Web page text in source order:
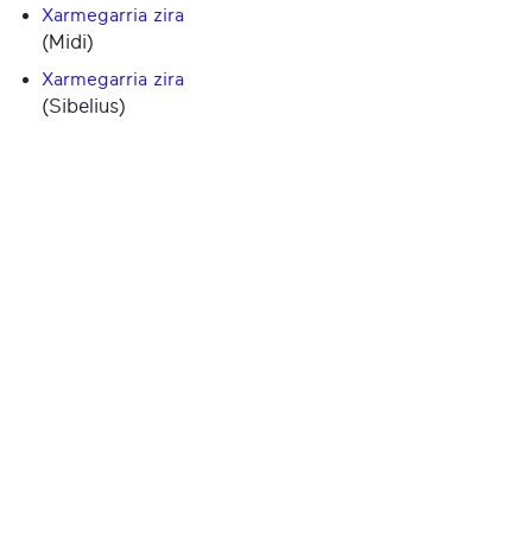
Xarmegarria zira
(Midi)
Xarmegarria zira
(Sibelius)